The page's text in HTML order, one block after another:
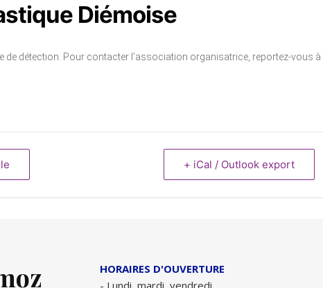
Diémoise
de détection. Pour contacter l’association organisatrice, reportez-vous à
+ iCal / Outlook export
HORAIRES D'OUVERTURE